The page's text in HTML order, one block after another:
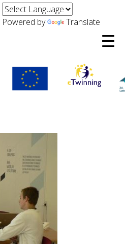
Powered by Translate